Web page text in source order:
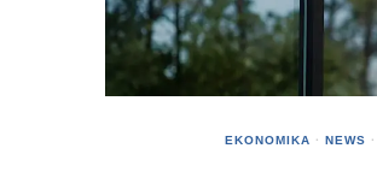
EKONOMIKA · NEWS ·